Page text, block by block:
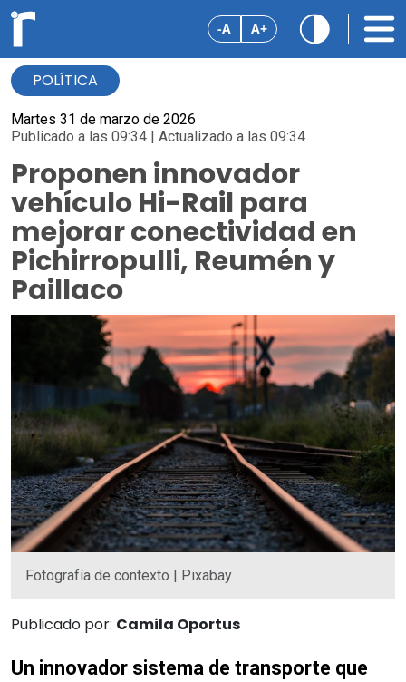
-A A+
POLÍTICA
Martes 31 de marzo de 2026
Publicado a las 09:34 | Actualizado a las 09:34
Proponen innovador
vehículo Hi-Rail para
mejorar conectividad en
Pichirropulli, Reumén y
Paillaco
Fotografía de contexto | Pixabay
Publicado por: Camila Oportus
Un innovador sistema de transporte que